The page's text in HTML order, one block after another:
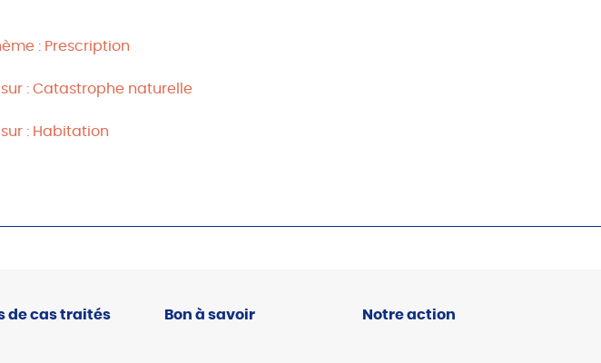
: Prescription
: Catastrophe naturelle
: Habitation
de cas traités Bon à savoir Notre action